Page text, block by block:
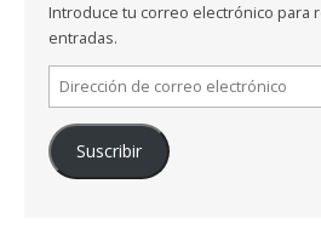
Introduce tu correo electrónico para
entradas.
Dirección
de
correo
electrónico
Suscribir